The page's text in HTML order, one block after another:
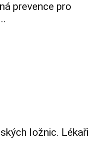
prevence pro
ložnic. Lékaři